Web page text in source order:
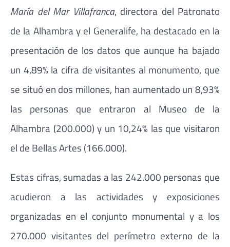
María del Mar Villafranca, directora del Patronato
de la Alhambra y el Generalife, ha destacado en la
presentación de los datos que aunque ha bajado
un 4,89% la cifra de visitantes al monumento, que
se situó en dos millones, han aumentado un 8,93%
las personas que entraron al Museo de la
Alhambra (200.000) y un 10,24% las que visitaron
el de Bellas Artes (166.000).
Estas cifras, sumadas a las 242.000 personas que
acudieron a las actividades y exposiciones
organizadas en el conjunto monumental y a los
270.000 visitantes del perímetro externo de la